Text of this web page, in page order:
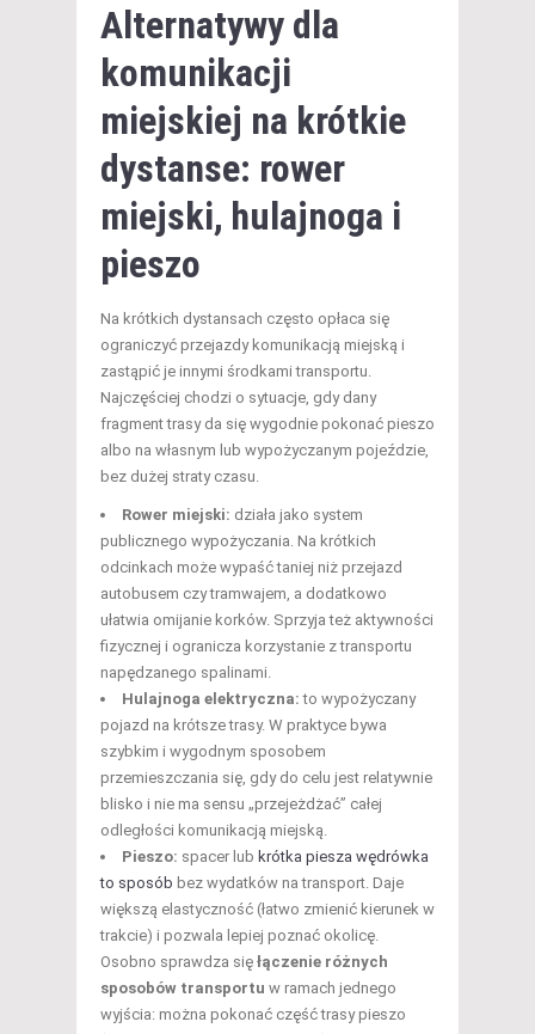
Alternatywy dla
komunikacji
miejskiej na krótkie
dystanse: rower
miejski, hulajnoga i
pieszo
Na krótkich dystansach często opłaca się
ograniczyć przejazdy komunikacją miejską i
zastąpić je innymi środkami transportu.
Najczęściej chodzi o sytuacje, gdy dany
fragment trasy da się wygodnie pokonać pieszo
albo na własnym lub wypożyczanym pojeździe,
bez dużej straty czasu.
Rower miejski: działa jako system
publicznego wypożyczania. Na krótkich
odcinkach może wypaść taniej niż przejazd
autobusem czy tramwajem, a dodatkowo
ułatwia omijanie korków. Sprzyja też aktywności
fizycznej i ogranicza korzystanie z transportu
napędzanego spalinami.
Hulajnoga elektryczna: to wypożyczany
pojazd na krótsze trasy. W praktyce bywa
szybkim i wygodnym sposobem
przemieszczania się, gdy do celu jest relatywnie
blisko i nie ma sensu „przejeżdżać” całej
odległości komunikacją miejską.
Pieszo: spacer lub krótka piesza wędrówka
to sposób bez wydatków na transport. Daje
większą elastyczność (łatwo zmienić kierunek w
trakcie) i pozwala lepiej poznać okolicę.
Osobno sprawdza się łączenie różnych
sposobów transportu w ramach jednego
wyjścia: można pokonać część trasy pieszo